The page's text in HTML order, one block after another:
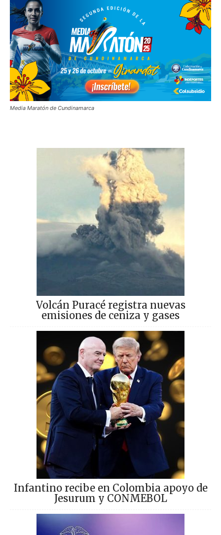
Media Maratón de Cundinamarca
Volcán Puracé registra nuevas
emisiones de ceniza y gases
Infantino recibe en Colombia apoyo de
Jesurum y CONMEBOL